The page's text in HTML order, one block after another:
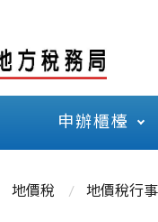
申辦櫃檯
地價稅 地價稅行